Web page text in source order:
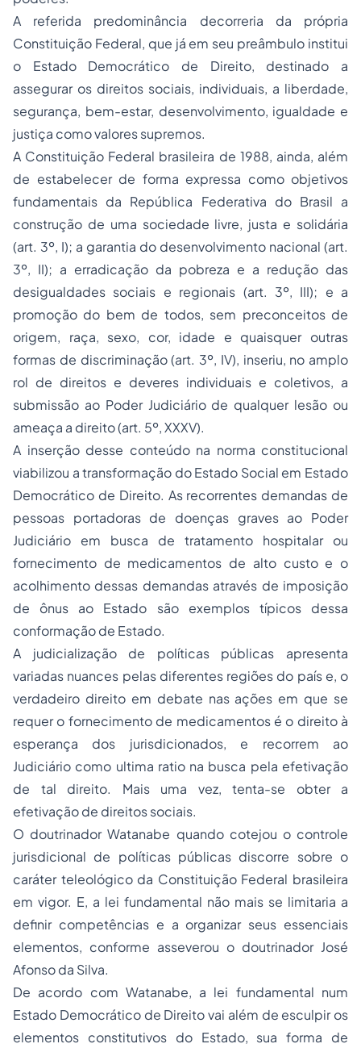
A referida predominância decorreria da própria
Constituição Federal, que já em seu preâmbulo institui
o Estado Democrático de Direito, destinado a
assegurar os direitos sociais, individuais, a liberdade,
segurança, bem-estar, desenvolvimento, igualdade e
justiça como valores supremos.
A Constituição Federal brasileira de 1988, ainda, além
de estabelecer de forma expressa como objetivos
fundamentais da República Federativa do Brasil a
construção de uma sociedade livre, justa e solidária
(art. 3º, I); a garantia do desenvolvimento nacional (art.
3º, II); a erradicação da pobreza e a redução das
desigualdades sociais e regionais (art. 3º, III); e a
promoção do bem de todos, sem preconceitos de
origem, raça, sexo, cor, idade e quaisquer outras
formas de discriminação (art. 3º, IV), inseriu, no amplo
rol de direitos e deveres individuais e coletivos, a
submissão ao Poder Judiciário de qualquer lesão ou
ameaça a direito (art. 5º, XXXV).
A inserção desse conteúdo na norma constitucional
viabilizou a transformação do Estado Social em Estado
Democrático de Direito. As recorrentes demandas de
pessoas portadoras de doenças graves ao Poder
Judiciário em busca de tratamento hospitalar ou
fornecimento de medicamentos de alto custo e o
acolhimento dessas demandas através de imposição
de ônus ao Estado são exemplos típicos dessa
conformação de Estado.
A judicialização de políticas públicas apresenta
variadas nuances pelas diferentes regiões do país e, o
verdadeiro direito em debate nas ações em que se
requer o fornecimento de medicamentos é o direito à
esperança dos jurisdicionados, e recorrem ao
Judiciário como ultima ratio na busca pela efetivação
de tal direito. Mais uma vez, tenta-se obter a
efetivação de direitos sociais.
O doutrinador Watanabe quando cotejou o controle
jurisdicional de políticas públicas discorre sobre o
caráter teleológico da Constituição Federal brasileira
em vigor. E, a lei fundamental não mais se limitaria a
definir competências e a organizar seus essenciais
elementos, conforme asseverou o doutrinador José
Afonso da Silva.
De acordo com Watanabe, a lei fundamental num
Estado Democrático de Direito vai além de esculpir os
elementos constitutivos do Estado, sua forma de